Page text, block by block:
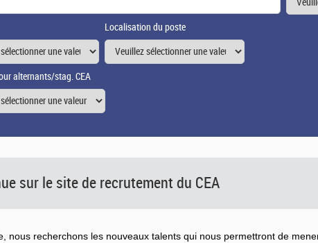
Localisation du poste
alternants/stag. CEA
sur le site de recrutement du CEA
nous recherchons les nouveaux talents qui nous permettront de